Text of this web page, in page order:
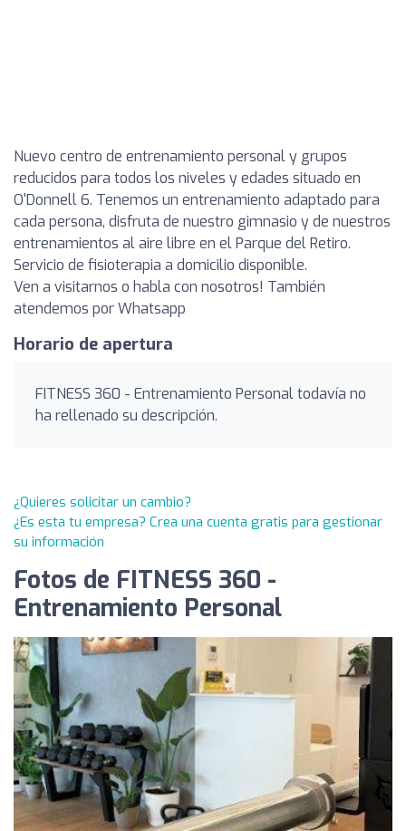
Nuevo centro de entrenamiento personal y grupos
reducidos para todos los niveles y edades situado en
O'Donnell 6. Tenemos un entrenamiento adaptado para
cada persona, disfruta de nuestro gimnasio y de nuestros
entrenamientos al aire libre en el Parque del Retiro.
Servicio de fisioterapia a domicilio disponible.
Ven a visitarnos o habla con nosotros! También
atendemos por Whatsapp
Horario de apertura
FITNESS 360 - Entrenamiento Personal todavía no
ha rellenado su descripción.
¿Quieres solicitar un cambio?
¿Es esta tu empresa? Crea una cuenta gratis para gestionar
su información
Fotos de FITNESS 360 -
Entrenamiento Personal